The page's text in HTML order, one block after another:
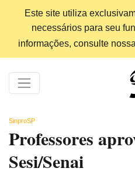
Este site utiliza
necessários para seu
informações, consulte nossa
SinproSP
Professores
Sesi/Senai